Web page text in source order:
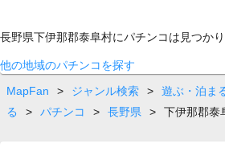
長野県下伊那郡泰阜村にパチンコは見つかり
他の地域のパチンコを探す
MapFan
> ジャンル検索 > 遊ぶ・泊ま
る
> パチンコ > 長野県 > 下伊那郡泰